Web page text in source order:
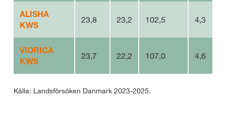
ALISHA
KWS
23,8 23,2 102,5 4,3
VIORICA
KWS
23,7 22,2 107,0 4,6
Källa: Landsförsöken Danmark 2023-2025.